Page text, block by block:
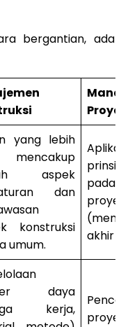
bergantian,
yang lebih
mencakup
aspek
dan
konstruksi
umum.
akhir
daya
kerja,